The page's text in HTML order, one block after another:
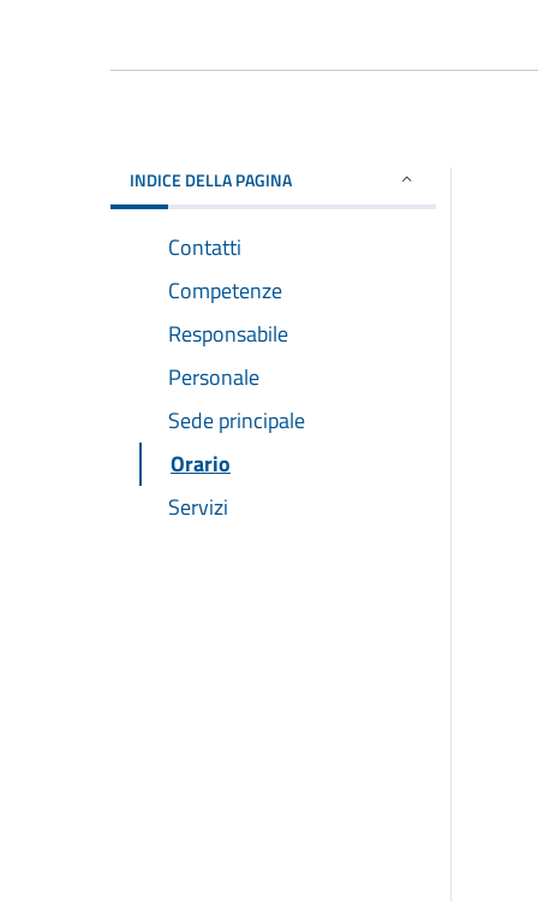
INDICE DELLA PAGINA
Contatti
Competenze
Responsabile
Personale
Sede principale
Orario
Servizi